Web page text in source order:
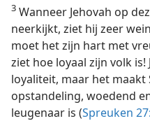
3 Wanneer Jehovah op
neerkijkt, ziet hij zeer
moet het zijn hart met
ziet hoe loyaal zijn volk
loyaliteit, maar het
opstandeling, woedend
leugenaar is (Spreuken